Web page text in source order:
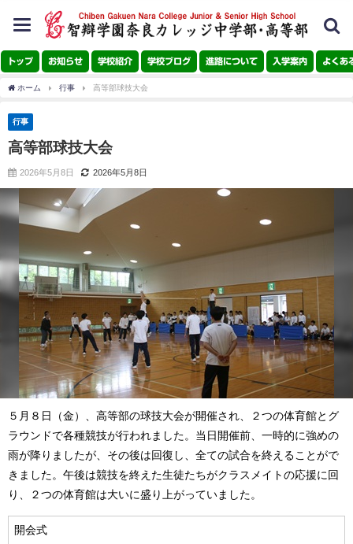
toggle
navigation
トップ お知らせ 学校紹介 学校ブログ 進路について 入学案内 よくあ
ホーム 行事 高等部球技大会
行事
高等部球技大会
2026年5月8日 2026年5月8日
５月８日（金）、高等部の球技大会が開催され、２つの体育館とグ
ラウンドで各種競技が行われました。当日開催前、一時的に強めの
雨が降りましたが、その後は回復し、全ての試合を終えることがで
きました。午後は競技を終えた生徒たちがクラスメイトの応援に回
り、２つの体育館は大いに盛り上がっていました。
開会式